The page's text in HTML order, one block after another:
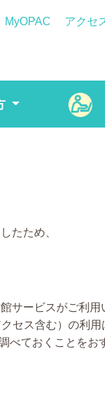
MyOPAC アクセ
たため、
サービスがご利用
セス含む）の利用
ておくことをお